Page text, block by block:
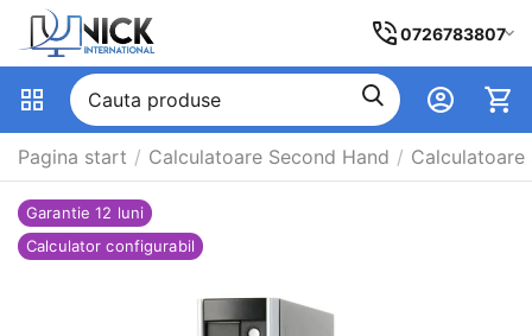
0726783807
Pagina start / Calculatoare Second Hand / Calculatoare
Garantie 12 luni
Calculator configurabil